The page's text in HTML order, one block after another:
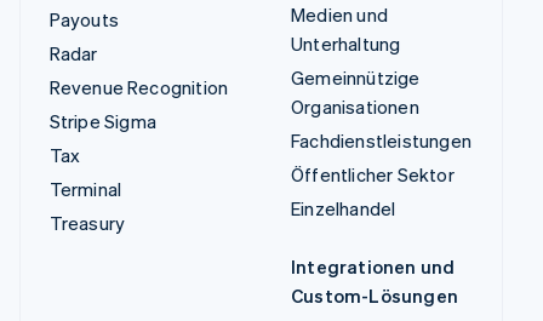
Payouts
Radar
Revenue Recognition
Stripe Sigma
Tax
Terminal
Treasury
Medien und
Unterhaltung
Gemeinnützige
Organisationen
Fachdienstleistungen
Öffentlicher Sektor
Einzelhandel
Integrationen und
Custom-Lösungen